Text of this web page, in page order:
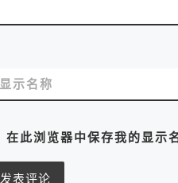
显示名称
在此浏览器中保存我的显示